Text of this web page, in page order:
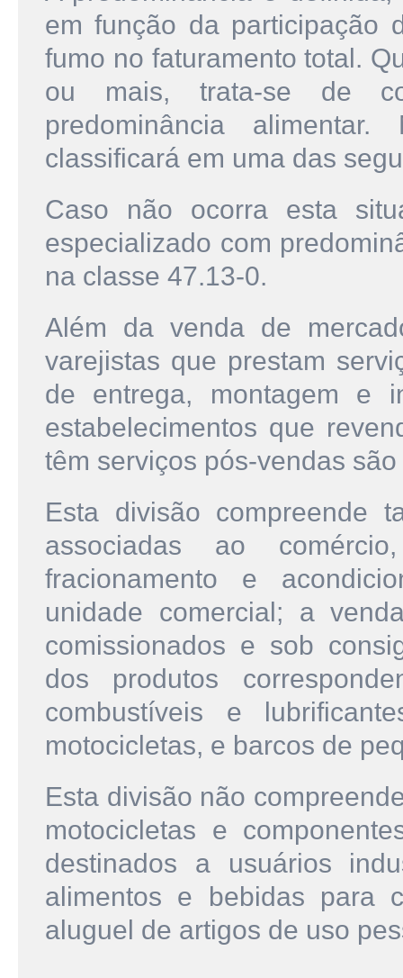
em função da participação
fumo no faturamento total.
ou mais, trata-se de
predominância
classificará em uma das
Caso não ocorra esta
especializado com
na classe 47.13-0.
Além da venda de
varejistas que prestam
de entrega, montagem e
estabelecimentos que
têm serviços pós-vendas
Esta divisão compreende
associadas ao
fracionamento e
unidade comercial; a
comissionados e sob
dos produtos
combustíveis e
motocicletas, e barcos de
Esta divisão não
motocicletas e
destinados a usuários
alimentos e bebidas para
aluguel de artigos de uso